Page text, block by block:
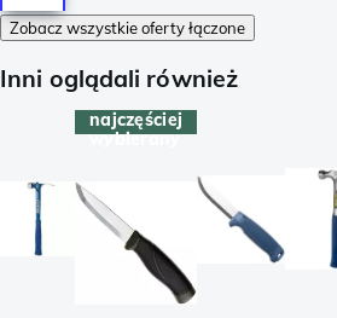
Zobacz wszystkie oferty łączone
Inni oglądali również
najczęściej
wybierany